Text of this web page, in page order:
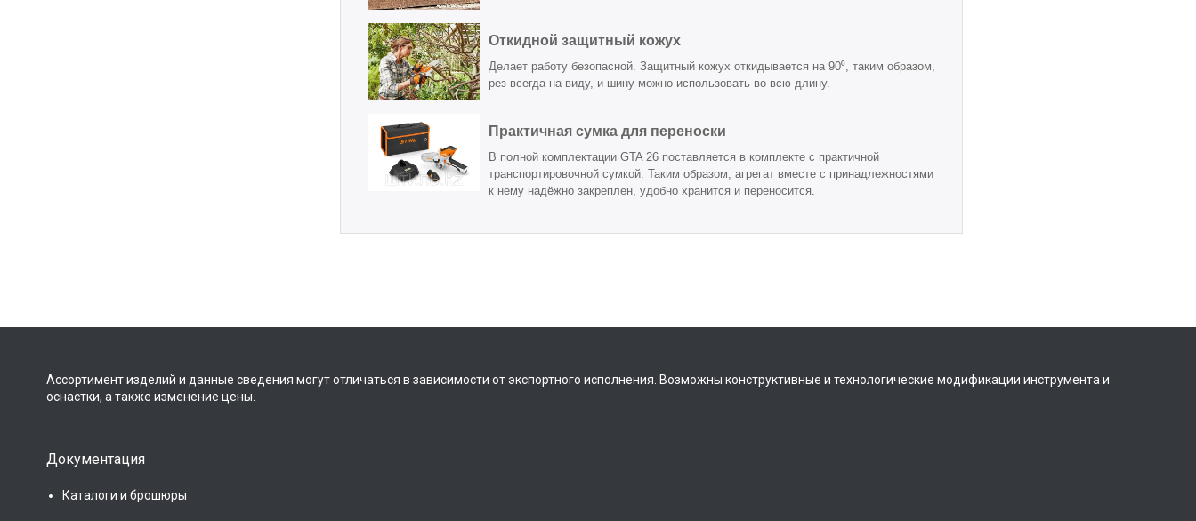
Откидной защитный кожух
Делает работу безопасной. Защитный кожух откидывается на 90⁰, таким образом,
рез всегда на виду, и шину можно использовать во всю длину.
Практичная сумка для переноски
В полной комплектации GTA 26 поставляется в комплекте с практичной
транспортировочной сумкой. Таким образом, агрегат вместе с принадлежностями
к нему надёжно закреплен, удобно хранится и переносится.
Ассортимент изделий и данные сведения могут отличаться в зависимости от экспортного исполнения. Возможны конструктивные и технологические модификации инструмента и
оснастки, а также изменение цены.
Документация
Каталоги и брошюры